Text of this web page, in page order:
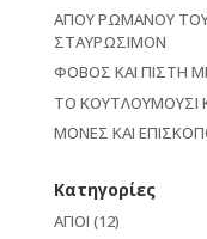
ΑΓΙΟΥ ΡΩΜΑΝΟΥ
ΣΤΑΥΡΩΣΙΜΟΝ
ΦΟΒΟΣ ΚΑΙ ΠΙΣΤΗ
ΤΟ ΚΟΥΤΛΟΥΜΟΥΣΙ
ΜΟΝΕΣ ΚΑΙ
Kατηγορίες
ΑΓΙΟΙ (12)